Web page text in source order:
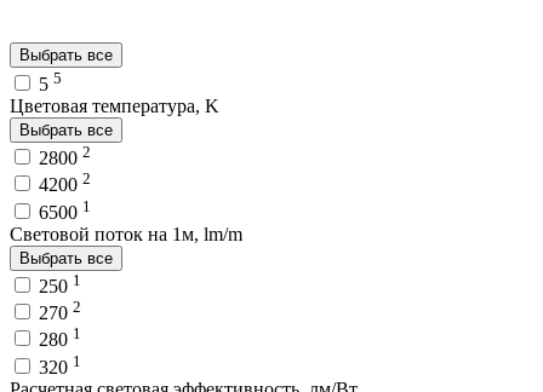
Выбрать все
5 5
Цветовая температура, K
Выбрать все
2800 2
4200 2
6500 1
Световой поток на 1м, lm/m
Выбрать все
250 1
270 2
280 1
320 1